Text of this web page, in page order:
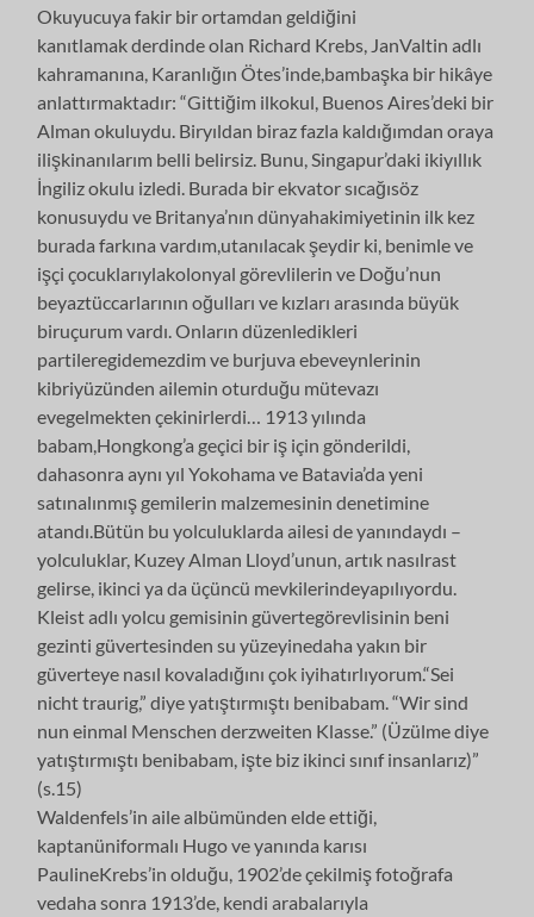
Okuyucuya fakir bir ortamdan geldiğini
kanıtlamak derdinde olan Richard Krebs, JanValtin adlı
kahramanına, Karanlığın Ötes’inde,bambaşka bir hikâye
anlattırmaktadır: “Gittiğim ilkokul, Buenos Aires’deki bir
Alman okuluydu. Biryıldan biraz fazla kaldığımdan oraya
ilişkinanılarım belli belirsiz. Bunu, Singapur’daki ikiyıllık
İngiliz okulu izledi. Burada bir ekvator sıcağısöz
konusuydu ve Britanya’nın dünyahakimiyetinin ilk kez
burada farkına vardım,utanılacak şeydir ki, benimle ve
işçi çocuklarıylakolonyal görevlilerin ve Doğu’nun
beyaztüccarlarının oğulları ve kızları arasında büyük
biruçurum vardı. Onların düzenledikleri
partileregidemezdim ve burjuva ebeveynlerinin
kibriyüzünden ailemin oturduğu mütevazı
evegelmekten çekinirlerdi… 1913 yılında
babam,Hongkong’a geçici bir iş için gönderildi,
dahasonra aynı yıl Yokohama ve Batavia’da yeni
satınalınmış gemilerin malzemesinin denetimine
atandı.Bütün bu yolculuklarda ailesi de yanındaydı –
yolculuklar, Kuzey Alman Lloyd’unun, artık nasılrast
gelirse, ikinci ya da üçüncü mevkilerindeyapılıyordu.
Kleist adlı yolcu gemisinin güvertegörevlisinin beni
gezinti güvertesinden su yüzeyinedaha yakın bir
güverteye nasıl kovaladığını çok iyihatırlıyorum.“Sei
nicht traurig,” diye yatıştırmıştı benibabam. “Wir sind
nun einmal Menschen derzweiten Klasse.” (Üzülme diye
yatıştırmıştı benibabam, işte biz ikinci sınıf insanlarız)”
(s.15)
Waldenfels’in aile albümünden elde ettiği,
kaptanüniformalı Hugo ve yanında karısı
PaulineKrebs’in olduğu, 1902’de çekilmiş fotoğrafa
vedaha sonra 1913’de, kendi arabalarıyla